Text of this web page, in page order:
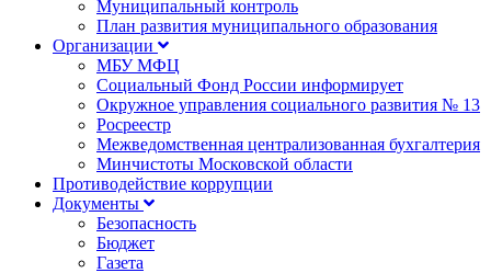
Муниципальный контроль
План развития муниципального образования
Организации
МБУ МФЦ
Социальный Фонд России информирует
Окружное управления социального развития № 13
Росреестр
Межведомственная централизованная бухгалтерия
Минчистоты Московской области
Противодействие коррупции
Документы
Безопасность
Бюджет
Газета